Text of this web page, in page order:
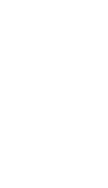
מאירוע
שתשתפו